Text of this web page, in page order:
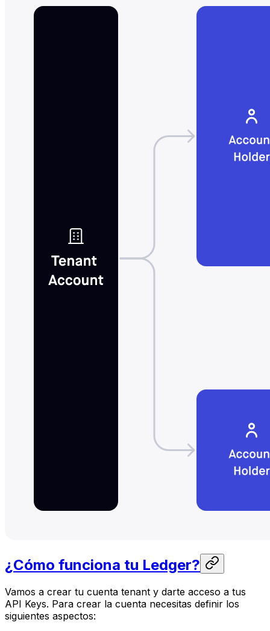
¿Cómo funciona tu Ledger?
Vamos a crear tu cuenta tenant y darte acceso a tus
API Keys. Para crear la cuenta necesitas definir los
siguientes aspectos: